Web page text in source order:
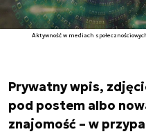
Aktywność w mediach
Prywatny wpis,
pod postem albo
znajomość – w